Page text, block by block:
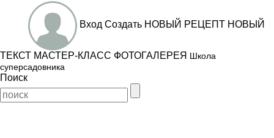
Вход Создать НОВЫЙ РЕЦЕПТ НОВЫЙ
ТЕКСТ МАСТЕР-КЛАСС ФОТОГАЛЕРЕЯ Школа
суперсадовника
Поиск